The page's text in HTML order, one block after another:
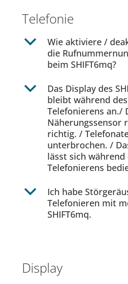
Telefonie
b
Wie aktiviere /
die
beim SHIFT6mq?
b
Das Display des
bleibt während des
Telefonierens an./
Näherungssensor
richtig. /
unterbrochen. /
lässt sich während
Telefonierens
b
Ich habe
Telefonieren mit
SHIFT6mq.
Display